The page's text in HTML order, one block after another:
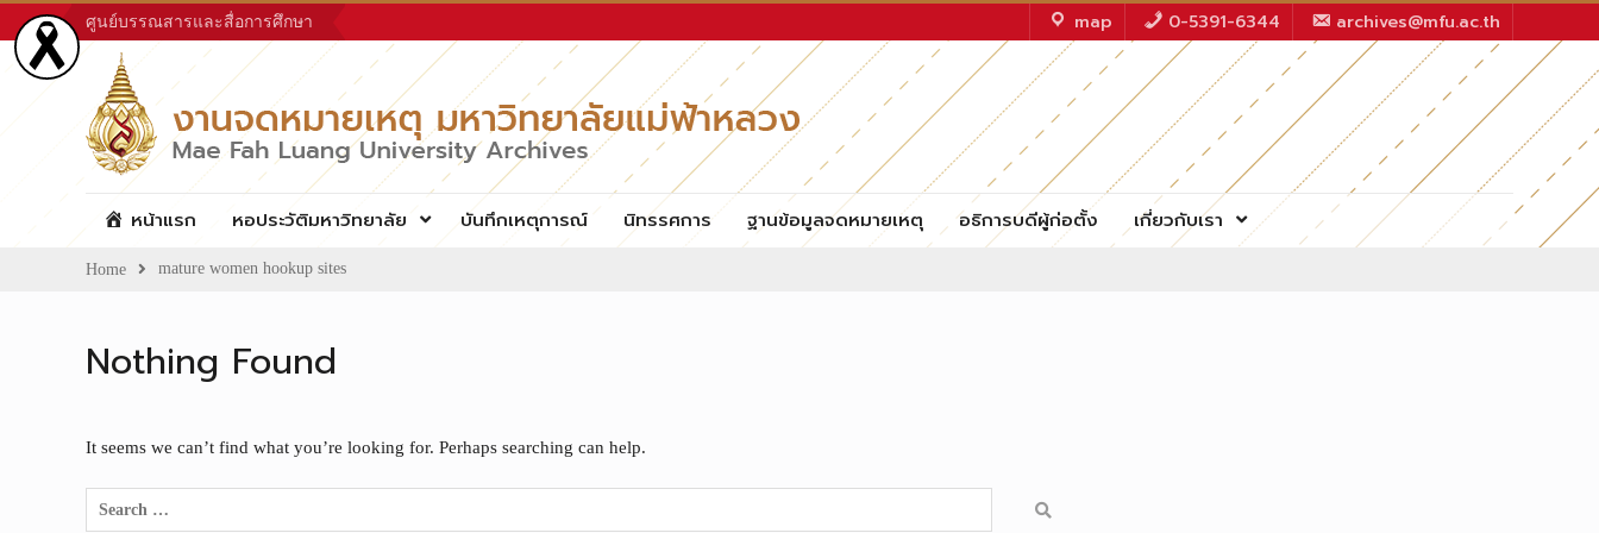
to
content
ศูนย์บรรณสารและสื่อการศึกษา map 0-5391-6344 archives@mfu.ac.th
หน้าแรก หอประวัติมหาวิทยาลัย บันทึกเหตุการณ์ นิทรรศการ ฐานข้อมูลจดหมายเหตุ อธิการบดีผู้ก่อตั้ง เกี่ยวกับเรา
Home mature women hookup sites
Nothing Found
It seems we can’t find what you’re looking for. Perhaps searching can help.
Search
for: